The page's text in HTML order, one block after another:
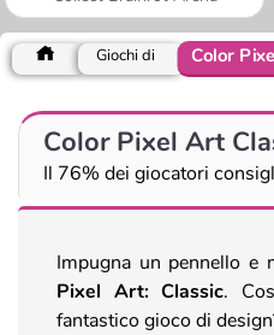
Giochi di Color
Color Pixel Art
Il 76% dei giocatori
Impugna un pennello e
Pixel Art: Classic.
fantastico gioco di